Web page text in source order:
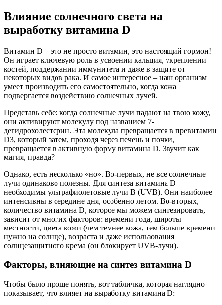
Влияние солнечного света на
выработку витамина D
Витамин D – это не просто витамин, это настоящий гормон!
Он играет ключевую роль в усвоении кальция, укреплении
костей, поддержании иммунитета и даже в защите от
некоторых видов рака. И самое интересное – наш организм
умеет производить его самостоятельно, когда кожа
подвергается воздействию солнечных лучей.
Представь себе: когда солнечные лучи падают на твою кожу,
они активируют молекулу под названием 7-
дегидрохолестерин. Эта молекула превращается в превитамин
D3, который затем, проходя через печень и почки,
превращается в активную форму витамина D. Звучит как
магия, правда?
Однако, есть несколько «но». Во-первых, не все солнечные
лучи одинаково полезны. Для синтеза витамина D
необходимы ультрафиолетовые лучи B (UVB). Они наиболее
интенсивны в середине дня, особенно летом. Во-вторых,
количество витамина D, которое мы можем синтезировать,
зависит от многих факторов: времени года, широты
местности, цвета кожи (чем темнее кожа, тем больше времени
нужно на солнце), возраста и даже использования
солнцезащитного крема (он блокирует UVB-лучи).
Факторы, влияющие на синтез витамина D
Чтобы было проще понять, вот табличка, которая наглядно
показывает, что влияет на выработку витамина D: